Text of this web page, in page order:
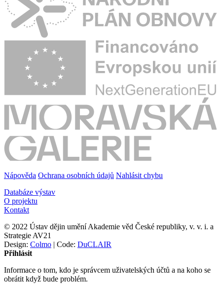
Nápověda Ochrana osobních údajů Nahlásit chybu
Databáze výstav
O projektu
Kontakt
© 2022 Ústav dějin umění Akademie věd České republiky, v. v. i. a
Strategie AV21
Design: Colmo | Code: DuCLAIR
Přihlásit
Informace o tom, kdo je správcem uživatelských účtů a na koho se
obrátit když bude problém.